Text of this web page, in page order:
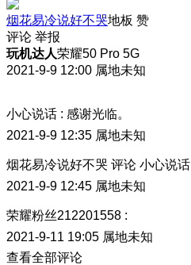
烟花易冷说好不哭地板 赞
评论 举报
玩机达人荣耀50 Pro 5G
2021-9-9 12:00 属地未知
小心说话 : 感谢光临。
2021-9-9 12:35 属地未知
烟花易冷说好不哭 评论 小心说话
2021-9-9 12:45 属地未知
荣耀粉丝212201558 :
2021-9-11 19:05 属地未知
查看全部评论